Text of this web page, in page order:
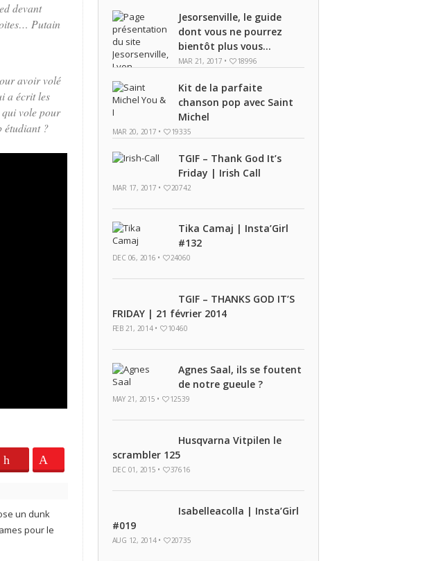
devant
Putain
avoir volé
a écrit les
qui vole pour
étudiant ?
Jesorsenville, le guide
dont vous ne pourrez
bientôt plus vous...
MAR 21, 2017 • 18996
Kit de la parfaite
chanson pop avec Saint
Michel
MAR 20, 2017 • 19335
TGIF – Thank God It’s
Friday | Irish Call
MAR 17, 2017 • 20742
Tika Camaj | Insta’Girl
#132
DEC 06, 2016 • 24060
TGIF – THANKS GOD IT’S
FRIDAY | 21 février 2014
FEB 21, 2014 • 10460
Agnes Saal, ils se foutent
de notre gueule ?
MAY 21, 2015 • 12539
Husqvarna Vitpilen le
scrambler 125
DEC 01, 2015 • 37616
Isabelleacolla | Insta’Girl
#019
AUG 12, 2014 • 20735